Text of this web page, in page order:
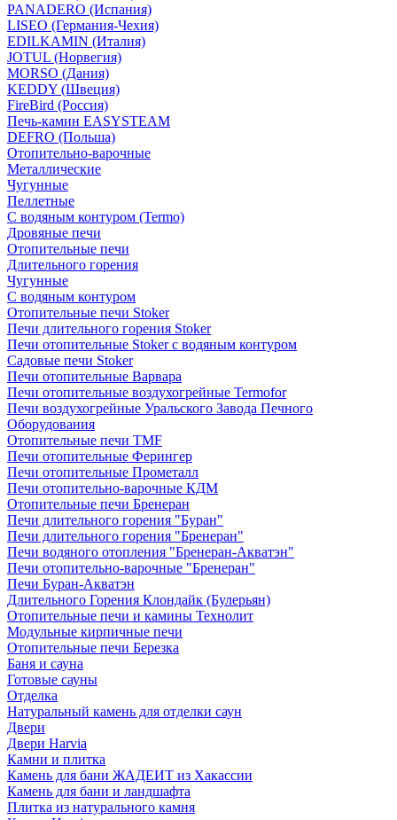
PANADERO (Испания)
LISEO (Германия-Чехия)
EDILKAMIN (Италия)
JOTUL (Норвегия)
MORSO (Дания)
KEDDY (Швеция)
FireBird (Россия)
Печь-камин EASYSTEAM
DEFRO (Польша)
Отопительно-варочные
Металлические
Чугунные
Пеллетные
С водяным контуром (Termo)
Дровяные печи
Отопительные печи
Длительного горения
Чугунные
C водяным контуром
Отопительные печи Stoker
Печи длительного горения Stoker
Печи отопительные Stoker с водяным контуром
Садовые печи Stoker
Печи отопительные Варвара
Печи отопительные воздухогрейные Termofor
Печи воздухогрейные Уральского Завода Печного
Оборудования
Отопительные печи TMF
Печи отопительные Ферингер
Печи отопительные Прометалл
Печи отопительно-варочные КДМ
Отопительные печи Бренеран
Печи длительного горения "Буран"
Печи длительного горения "Бренеран"
Печи водяного отопления "Бренеран-Акватэн"
Печи отопительно-варочные "Бренеран"
Печи Буран-Акватэн
Длительного Горения Клондайк (Булерьян)
Отопительные печи и камины Технолит
Модульные кирпичные печи
Отопительные печи Березка
Баня и сауна
Готовые сауны
Отделка
Натуральный камень для отделки саун
Двери
Двери Harvia
Камни и плитка
Камень для бани ЖАДЕИТ из Хакассии
Камень для бани и ландшафта
Плитка из натурального камня